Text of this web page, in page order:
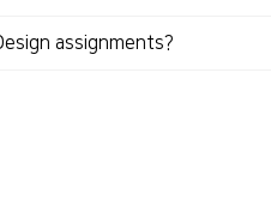
assignments?